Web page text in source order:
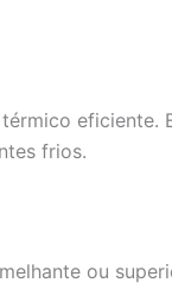
eficiente.
frios.
ou